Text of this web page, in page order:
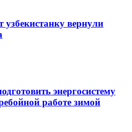
вернули
энергосистему
работе зимой